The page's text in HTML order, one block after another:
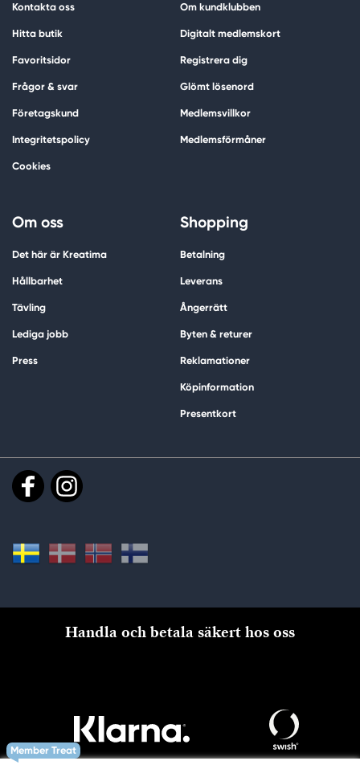
Member Treat
Kontakta oss
Hitta butik
Favoritsidor
Frågor & svar
Företagskund
Integritetspolicy
Cookies
Om kundklubben
Digitalt medlemskort
Registrera dig
Glömt lösenord
Medlemsvillkor
Medlemsförmåner
Om oss
Det här är Kreatima
Hållbarhet
Tävling
Lediga jobb
Press
Shopping
Betalning
Leverans
Ångerrätt
Byten & returer
Reklamationer
Köpinformation
Presentkort
Handla och betala säkert hos oss